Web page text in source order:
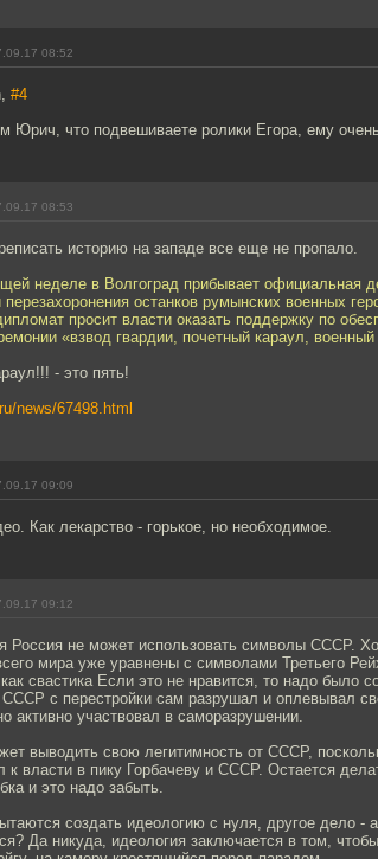
08:52
#4
Юрич, что подвешиваете ролики Егора, ему
08:53
историю на западе все еще не пропало.
неделе в Волгоград прибывает официальная
перезахоронения останков румынских военных
просит власти оказать поддержку по
«взвод гвардии, почетный караул, военный
- это пять!
news/67498.html
09:09
Как лекарство - горькое, но необходимое.
09:12
Россия не может использовать символы СССР.
мира уже уравнены с символами Третьего
свастика Если это не нравится, то надо было
с перестройки сам разрушал и оплевывал
активно участвовал в саморазрушении.
выводить свою легитимность от СССР,
к власти в пику Горбачеву и СССР. Остается
и это надо забыть.
создать идеологию с нуля, другое дело -
Да никуда, идеология заключается в том,